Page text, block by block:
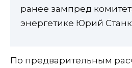
ранее зампред
энергетике Юрий
По предварительным